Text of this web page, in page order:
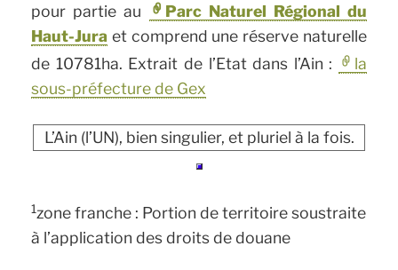
pour partie au
Parc Naturel Régional du
Haut-Jura et comprend une réserve naturelle
de 10781ha. Extrait de l’Etat dans l’Ain :
la
sous-préfecture de Gex
L’Ain (l’UN), bien singulier, et pluriel à la fois.
1zone franche : Portion de territoire soustraite
à l’application des droits de douane